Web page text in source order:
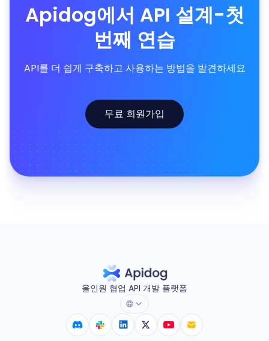
Apidog에서 API 설계-첫
번째 연습
API를 더 쉽게 구축하고 사용하는 방법을 발견하세요
무료 회원가입
올인원 협업 API 개발 플랫폼